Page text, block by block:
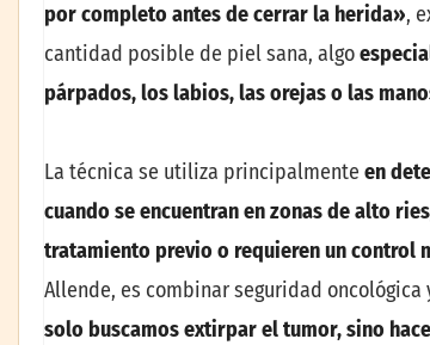
por completo antes de cerrar la herida»,
cantidad posible de piel sana, algo
párpados, los labios, las orejas o las
La técnica se utiliza principalmente en
cuando se encuentran en zonas de alto
tratamiento previo o requieren un control
Allende, es combinar seguridad
solo buscamos extirpar el tumor, sino